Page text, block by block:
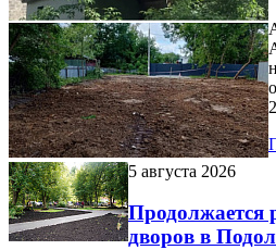
5 августа 2026
Продолжается
дворов в